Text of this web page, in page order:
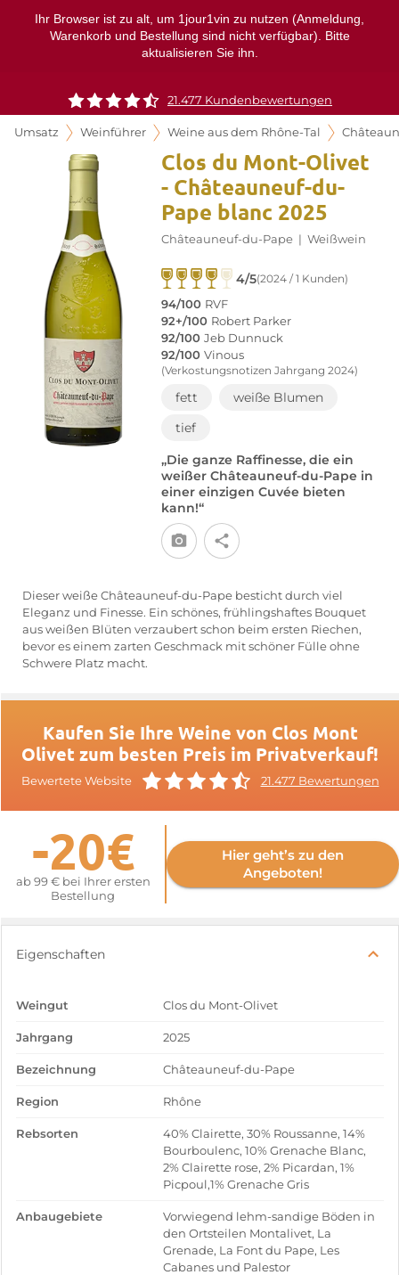
Ihr Browser ist zu alt, um 1jour1vin zu nutzen (Anmeldung,
Warenkorb und Bestellung sind nicht verfügbar). Bitte
aktualisieren Sie ihn.
21.477 Kundenbewertungen
Umsatz Weinführer Weine aus dem Rhône-Tal
Clos du Mont-Olivet
- Châteauneuf-du-
Pape blanc 2025
Châteauneuf-du-Pape | Weißwein
4/5(2024 / 1 Kunden)
94/100 RVF
92+/100 Robert Parker
92/100 Jeb Dunnuck
92/100 Vinous
(Verkostungsnotizen Jahrgang 2024)
fett
weiße Blumen
tief
„Die ganze Raffinesse, die ein
weißer Châteauneuf-du-Pape in
einer einzigen Cuvée bieten
kann!“
Dieser weiße Châteauneuf-du-Pape besticht durch viel
Eleganz und Finesse. Ein schönes, frühlingshaftes Bouquet
aus weißen Blüten verzaubert schon beim ersten Riechen,
bevor es einem zarten Geschmack mit schöner Fülle ohne
Schwere Platz macht.
Kaufen Sie Ihre Weine von Clos Mont
Olivet zum besten Preis im Privatverkauf!
Bewertete Website 21.477 Bewertungen
-20€
ab 99 € bei Ihrer ersten
Bestellung
Hier geht’s zu den
Angeboten!
Eigenschaften
Weingut Clos du Mont-Olivet
Jahrgang 2025
Bezeichnung Châteauneuf-du-Pape
Region Rhône
Rebsorten
40% Clairette, 30% Roussanne, 14%
Bourboulenc, 10% Grenache Blanc,
2% Clairette rose, 2% Picardan, 1%
Picpoul,1% Grenache Gris
Anbaugebiete
Vorwiegend lehm-sandige Böden in
den Ortsteilen Montalivet, La
Grenade, La Font du Pape, Les
Cabanes und Palestor